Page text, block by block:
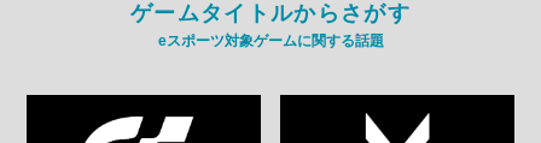
ゲームタイトルからさがす
eスポーツ対象ゲームに関する話題